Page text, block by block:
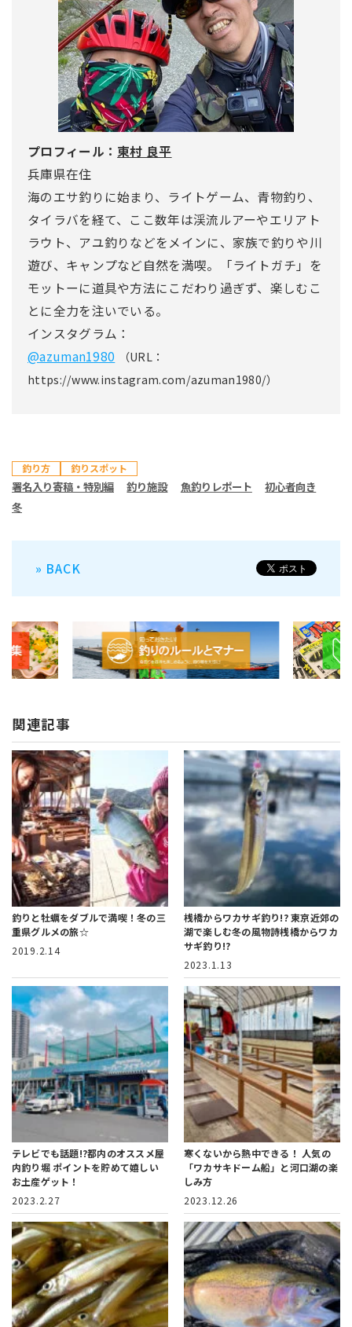
プロフィール： 東村 良平
兵庫県在住
海のエサ釣りに始まり、ライトゲーム、青物釣り、
タイラバを経て、ここ数年は渓流ルアーやエリアト
ラウト、アユ釣りなどをメインに、家族で釣りや川
遊び、キャンプなど自然を満喫。「ライトガチ」を
モットーに道具や方法にこだわり過ぎず、楽しむこ
とに全力を注いでいる。
インスタグラム：
@azuman1980
（URL：
https://www.instagram.com/azuman1980/）
釣り方 釣りスポット
署名入り寄稿・特別編 釣り施設 魚釣りレポート
初心者向き
冬
» BACK
関連記事
釣りと牡蠣をダブルで満喫！冬の三
重県グルメの旅☆
2019.2.14
桟橋からワカサギ釣り!?東京近郊の
湖で楽しむ冬の風物詩桟橋からワカ
サギ釣り!?
2023.1.13
テレビでも話題!?都内のオススメ屋
内釣り堀 ポイントを貯めて嬉しい
お土産ゲット！
2023.2.27
寒くないから熱中できる！ 人気の
「ワカサキドーム船」と河口湖の楽
しみ方
2023.12.26